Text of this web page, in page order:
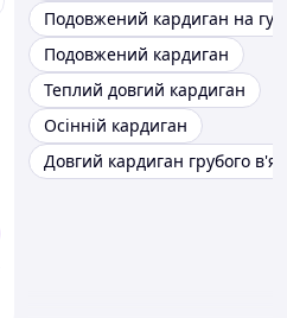
Подовжений кардиган на
Подовжений кардиган
Теплий довгий кардиган
Осінній кардиган
Довгий кардиган грубого